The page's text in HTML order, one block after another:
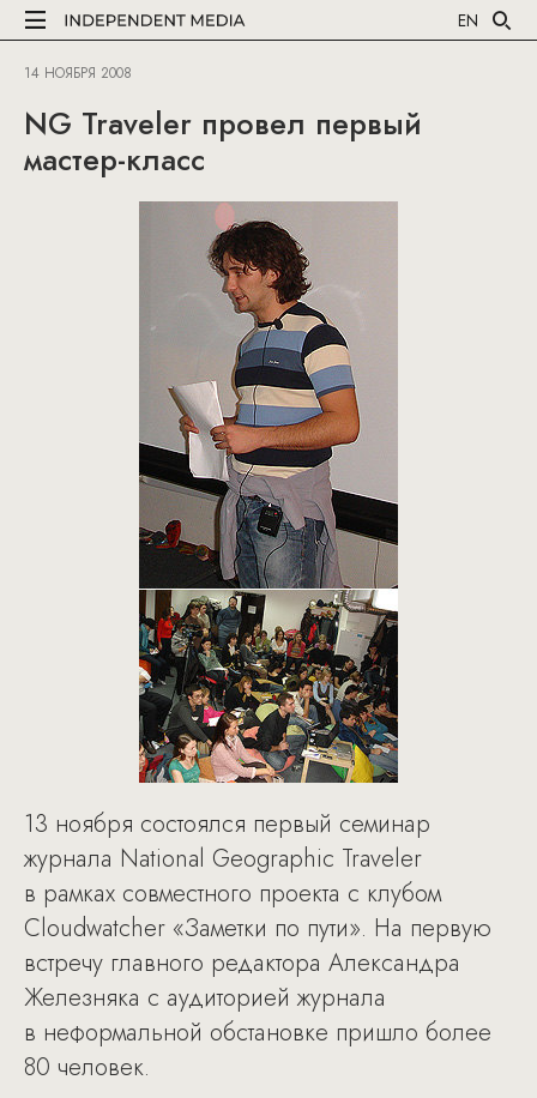
EN
14 НОЯБРЯ 2008
NG Traveler провел первый
мастер-класс
13 ноября состоялся первый семинар
журнала National Geographic Traveler
в рамках совместного проекта с клубом
Cloudwatcher «Заметки по пути». На первую
встречу главного редактора Александра
Железняка с аудиторией журнала
в неформальной обстановке пришло более
80 человек.